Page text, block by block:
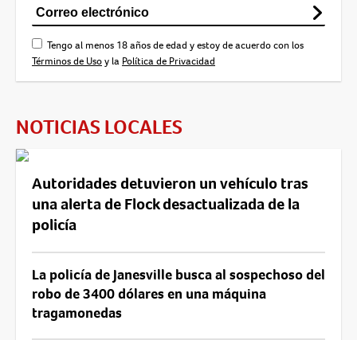
Tengo al menos 18 años de edad y estoy de acuerdo con los
Términos de Usoy la Política de Privacidad
NOTICIAS LOCALES
Autoridades detuvieron un vehículo tras
una alerta de Flock desactualizada de la
policía
La policía de Janesville busca al sospechoso del
robo de 3400 dólares en una máquina
tragamonedas